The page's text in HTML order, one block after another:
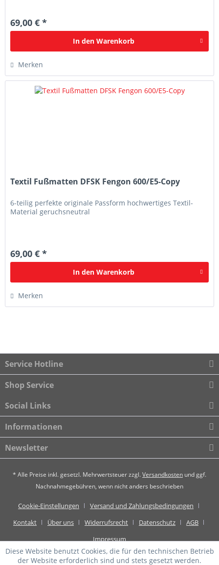
69,00 € *
In den Warenkorb
Merken
Textil Fußmatten DFSK Fengon 600/E5-Copy
6-teilig perfekte originale Passform hochwertiges Textil-
Material geruchsneutral
69,00 € *
In den Warenkorb
Merken
Service Hotline
Shop Service
Social Links
Informationen
Newsletter
* Alle Preise inkl. gesetzl. Mehrwertsteuer zzgl.Versandkosten und ggf.
Nachnahmegebühren, wenn nicht anders beschrieben
Cookie-Einstellungen
Versand und Zahlungsbedingungen
Kontakt
Über uns Widerrufsrecht Datenschutz
AGB
Impressum
Diese Website benutzt Cookies, die für den technischen Betrieb
der Website erforderlich sind und stets gesetzt werden.